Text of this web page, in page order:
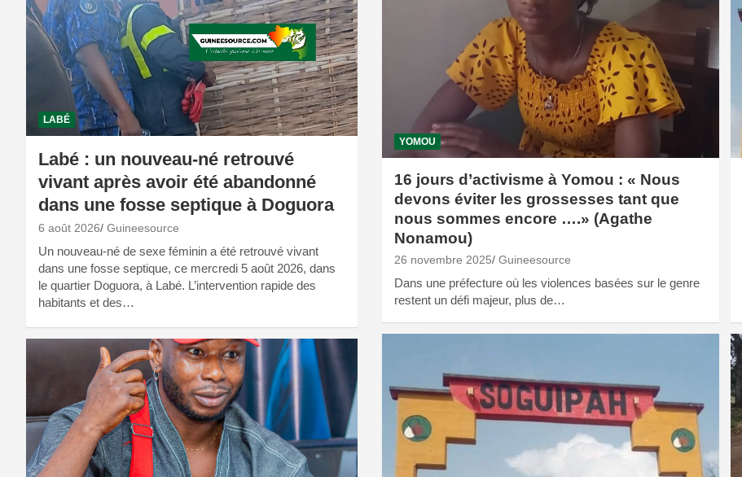
YOMOU
16 jours d’activisme à Yomou : « Nous
devons éviter les grossesses tant que
nous sommes encore ….» (Agathe
Nonamou)
26 novembre 2025 Guineesource
Dans une préfecture où les violences basées sur le genre
restent un défi majeur, plus de…
LABÉ
Labé : un nouveau-né retrouvé
vivant après avoir été abandonné
dans une fosse septique à Doguora
6 août 2026 Guineesource
Un nouveau-né de sexe féminin a été retrouvé vivant
dans une fosse septique, ce mercredi 5 août 2026, dans
le quartier Doguora, à Labé. L’intervention rapide des
habitants et des…